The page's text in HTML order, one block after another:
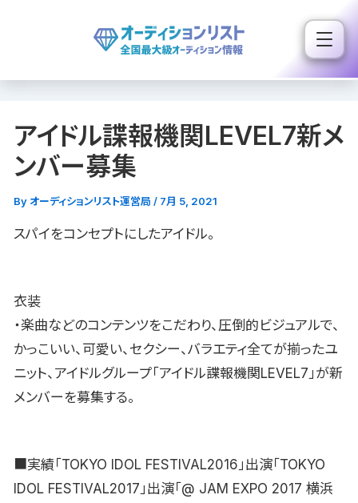
ス
アイドル諜報機関LEVEL7新メ
ンバー募集
By オーディションリスト運営局 / 7月 5, 2021
スパイをコンセプトにしたアイドル。
衣装
・楽曲などのコンテンツをこだわり、圧倒的ビジュアルで、
かっこいい、可愛い、セクシー、バラエティ全てが揃ったユ
ニット、アイドルグループ「アイドル諜報機関LEVEL7」が新
メンバーを募集する。
■実績「TOKYO IDOL FESTIVAL2016」出演「TOKYO
IDOL FESTIVAL2017」出演「@ JAM EXPO 2017 横浜